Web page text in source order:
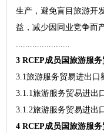
生产，避免盲目旅游开
益，减少因同业竞争而
.......................
3 RCEP成员国旅游服
3.1旅游服务贸易进出
3.1.1旅游服务贸易进出
3.1.2旅游服务贸易进出
4 RCEP成员国旅游服